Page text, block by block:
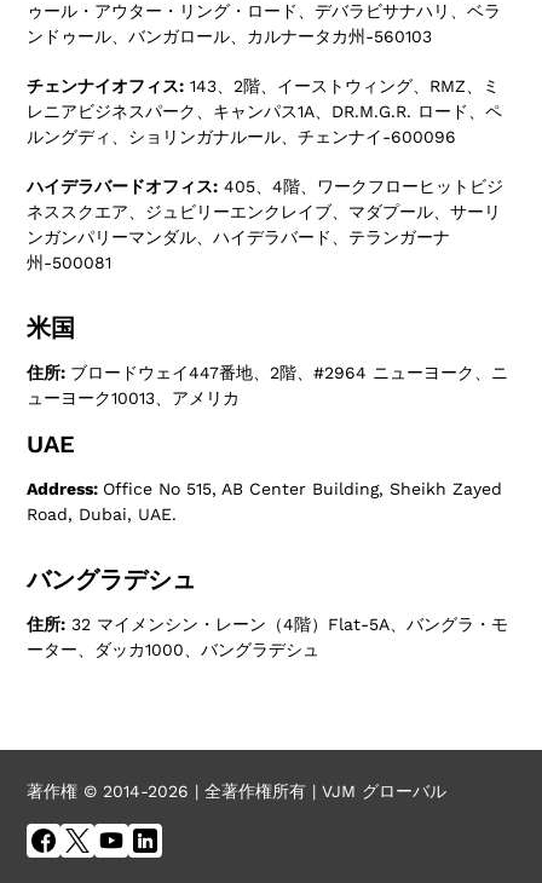
ゥール・アウター・リング・ロード、デバラビサナハリ、ベラ
ンドゥール、バンガロール、カルナータカ州-560103
チェンナイオフィス: 143、2階、イーストウィング、RMZ、ミ
レニアビジネスパーク、キャンパス1A、DR.M.G.R. ロード、ペ
ルングディ、ショリンガナルール、チェンナイ-600096
ハイデラバードオフィス: 405、4階、ワークフローヒットビジ
ネススクエア、ジュビリーエンクレイブ、マダプール、サーリ
ンガンパリーマンダル、ハイデラバード、テランガーナ
州-500081
米国
住所: ブロードウェイ447番地、2階、#2964 ニューヨーク、ニ
ューヨーク10013、アメリカ
UAE
Address: Office No 515, AB Center Building, Sheikh Zayed
Road, Dubai, UAE.
バングラデシュ
住所: 32 マイメンシン・レーン（4階）Flat-5A、バングラ・モ
ーター、ダッカ1000、バングラデシュ
著作権 © 2014-2026 | 全著作権所有 | VJM グローバル